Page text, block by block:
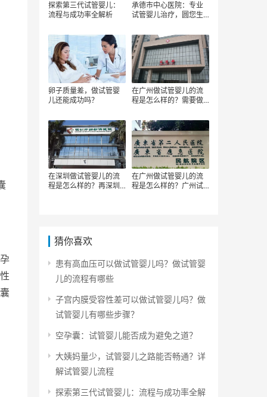
探索第三代试管婴儿：
流程与成功率全解析
承德市中心医院：专业
试管婴儿治疗，圆您生
卵子质量差，做试管婴
儿还能成功吗？
在广州做试管婴儿的流
程是怎么样的？需要做
在深圳做试管婴儿的流
程是怎么样的？再深圳
在广州做试管婴儿的流
程是怎么样的？广州试
猜你喜欢
患有高血压可以做试管婴儿吗？做试管婴
儿的流程有哪些
子宫内膜受容性差可以做试管婴儿吗？做
试管婴儿有哪些步骤？
空孕囊：试管婴儿能否成为避免之道？
大姨妈量少，试管婴儿之路能否畅通？详
解试管婴儿流程
探索第三代试管婴儿：流程与成功率全解